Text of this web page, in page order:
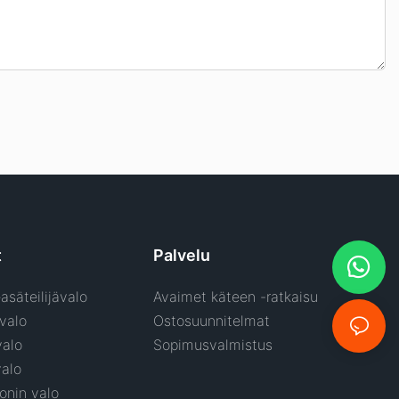
valo
Palvelu
Avaimet käteen -ratkaisu
Ostosuunnitelmat
Sopimusvalmistus